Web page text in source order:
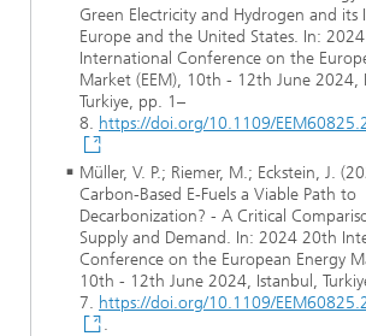
Green Electricity and Hydrogen and its
Europe and the United States. In:
International Conference on the
Market (EEM), 10th - 12th June 2024,
Turkiye, pp. 1–
8. https://doi.org/10.1109/
Müller, V. P.; Riemer, M.; Eckstein, J.
Carbon-Based E-Fuels a Viable Path to
Decarbonization? - A Critical
Supply and Demand. In: 2024 20th
Conference on the European Energy
10th - 12th June 2024, Istanbul,
7. https://doi.org/10.1109/
.